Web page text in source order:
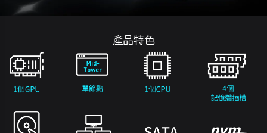
產品特色